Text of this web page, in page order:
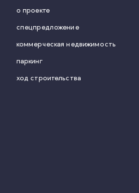
о проекте
спецпредложение
коммерческая недвижимость
паркинг
ход строительства